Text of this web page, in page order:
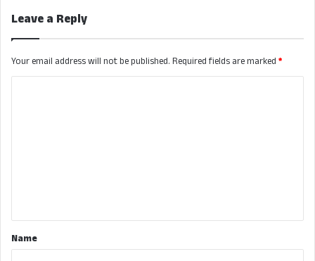
Leave a Reply
Your email address will not be published. Required fields are marked *
*Name